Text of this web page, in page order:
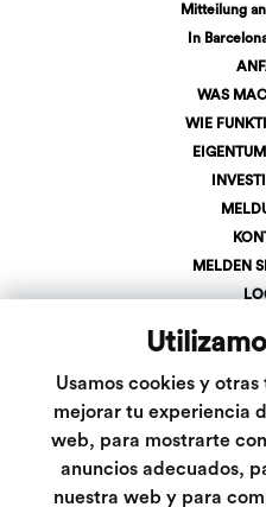
Usamos cookies y
mejorar tu experiencia
web, para mostrarte
anuncios adecuados,
nuestra web y para
Mitteilung
In
WAS
WIE
MELDEN